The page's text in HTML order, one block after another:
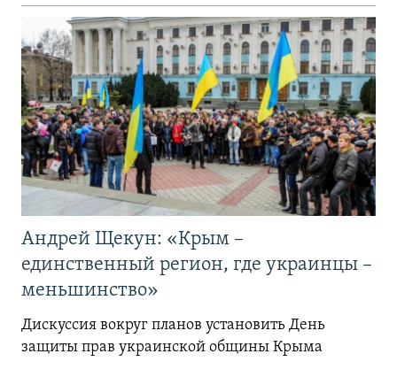
Андрей Щекун: «Крым –
единственный регион, где украинцы –
меньшинство»
Дискуссия вокруг планов установить День
защиты прав украинской общины Крыма